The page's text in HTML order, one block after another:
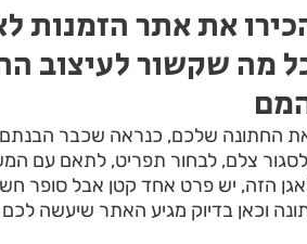
את אתר הזמנות
מה שקשור לעיצוב
החתונה שלכם, כנראה שכבר
צלם, לבחור תפריט, לתאם עם
הזה, יש פרט אחד קטן אבל סופר
וכאן בדיוק מגיע האתר שיעשה